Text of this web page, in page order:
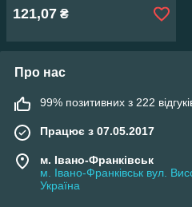
121,07 ₴
Про нас
99% позитивних з 222
Працює з 07.05.2017
м. Івано-Франківськ
м. Івано-Франківськ вул.
Україна